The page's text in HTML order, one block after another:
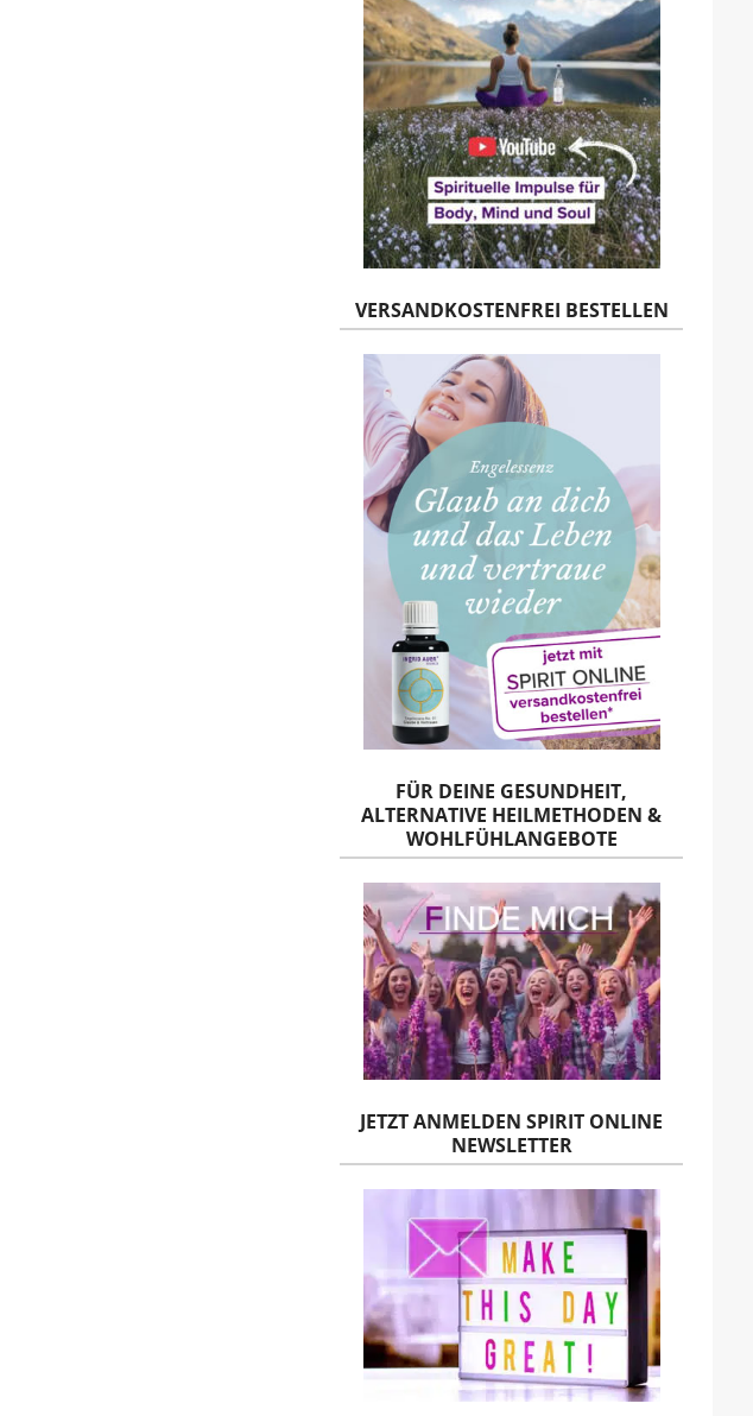
VERSANDKOSTENFREI BESTELLEN
FÜR DEINE GESUNDHEIT,
ALTERNATIVE HEILMETHODEN &
WOHLFÜHLANGEBOTE
JETZT ANMELDEN SPIRIT ONLINE
NEWSLETTER